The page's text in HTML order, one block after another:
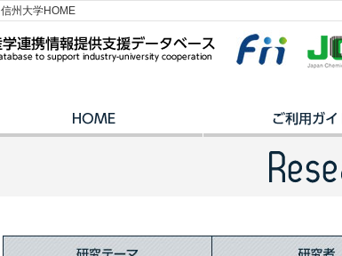
信州大学HOME